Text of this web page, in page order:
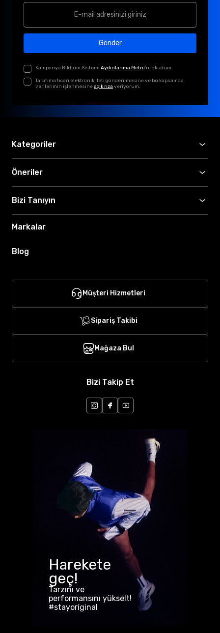
Gönder
Kampanya Bildirim Sistemi Aydınlanma Metni'ni okudum.
Tarafıma ticari elektronik ileti gönderilmesine ve bu kapsamda
verilerimin işlenmesineaçık rıza veriyorum.
Kategoriler
Öneriler
Bizi Tanıyın
Markalar
Blog
Müşteri Hizmetleri
Sipariş Takibi
Mağaza Bul
Bizi Takip Et
Harekete
geç!
Tarzını ve
performansını yükselt!
#stayoriginal